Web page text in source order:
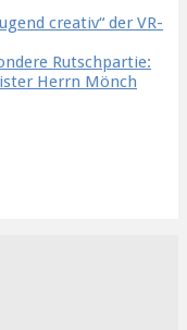
creativ“ der VR-
Rutschpartie:
Herrn Mönch